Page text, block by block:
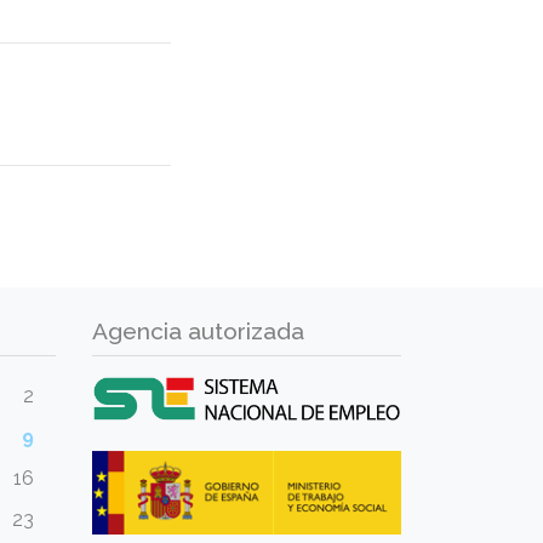
2
9
16
23
Agencia autorizada